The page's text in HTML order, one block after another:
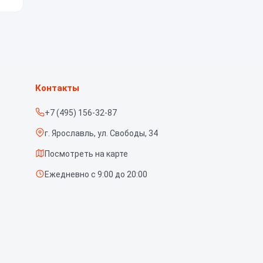
Контакты
+7 (495) 156-32-87
г. Ярославль, ул. Свободы, 34
Посмотреть на карте
Ежедневно с 9:00 до 20:00